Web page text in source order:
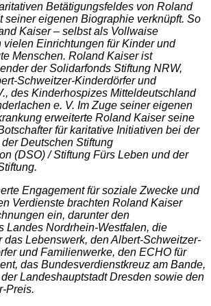
Betätigungsfeldes von Roland
seiner eigenen Biographie verknüpft. So
Kaiser – selbst als Vollwaise
vielen Einrichtungen für Kinder und
Menschen. Roland Kaiser ist
der Solidarfonds Stiftung NRW,
Schweitzer-Kinderdörfer und
des Kinderhospizes Mitteldeutschland
e. V. Im Zuge seiner eigenen
erweiterte Roland Kaiser seine
für karitative Initiativen bei der
Deutschen Stiftung
(DSO) / Stiftung Fürs Leben und der
Engagement für soziale Zwecke und
Verdienste brachten Roland Kaiser
ein, darunter den
Landes Nordrhein-Westfalen, die
das Lebenswerk, den Albert-Schweitzer-
und Familienwerke, den ECHO für
das Bundesverdienstkreuz am Bande,
Landeshauptstadt Dresden sowie den
Preis.